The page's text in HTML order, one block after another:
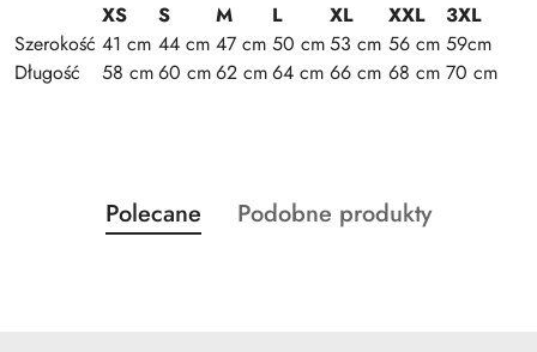
XS S M L XL XXL
3XL
Szerokość 41 cm 44 cm 47 cm 50 cm53 cm 56 cm 59cm
Długość
58 cm60 cm62 cm64 cm 66 cm 68 cm 70 cm
Pomiń karuzelę produktów
Produkty
o
Polecane
Produkty
Podobne produkty